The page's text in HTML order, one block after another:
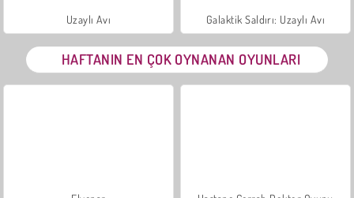
Uzaylı Avı Galaktik Saldırı: Uzaylı Avı
HAFTANIN EN ÇOK OYNANAN OYUNLARI